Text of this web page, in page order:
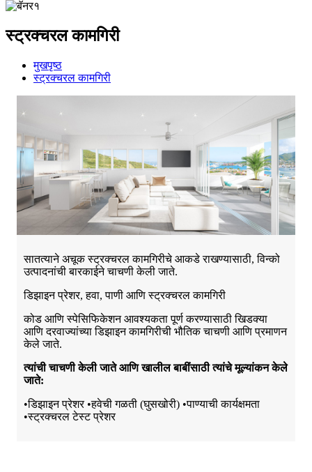
स्ट्रक्चरल कामगिरी
मुखपृष्ठ
स्ट्रक्चरल कामगिरी
सातत्याने अचूक स्ट्रक्चरल कामगिरीचे आकडे राखण्यासाठी, विन्को
उत्पादनांची बारकाईने चाचणी केली जाते.
डिझाइन प्रेशर, हवा, पाणी आणि स्ट्रक्चरल कामगिरी
कोड आणि स्पेसिफिकेशन आवश्यकता पूर्ण करण्यासाठी खिडक्या
आणि दरवाज्यांच्या डिझाइन कामगिरीची भौतिक चाचणी आणि प्रमाणन
केले जाते.
त्यांची चाचणी केली जाते आणि खालील बाबींसाठी त्यांचे मूल्यांकन केले
जाते:
•डिझाइन प्रेशर •हवेची गळती (घुसखोरी) •पाण्याची कार्यक्षमता
•स्ट्रक्चरल टेस्ट प्रेशर